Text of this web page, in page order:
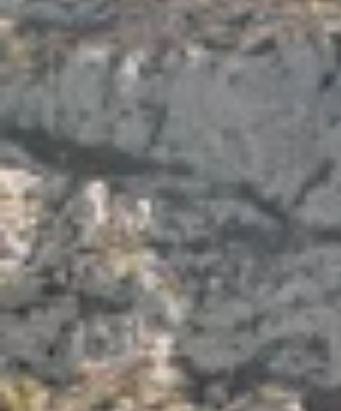
Blagovne znamke
Ami Loyalty program
Blogovi